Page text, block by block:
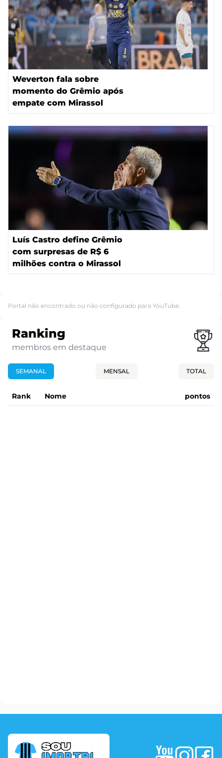
Weverton fala sobre
momento do Grêmio após
empate com Mirassol
Luís Castro define Grêmio
com surpresas de R$ 6
milhões contra o Mirassol
Portal não encontrado ou não configurado para YouTube.
Ranking
membros em destaque
SEMANAL MENSAL TOTAL
Rank Nome pontos